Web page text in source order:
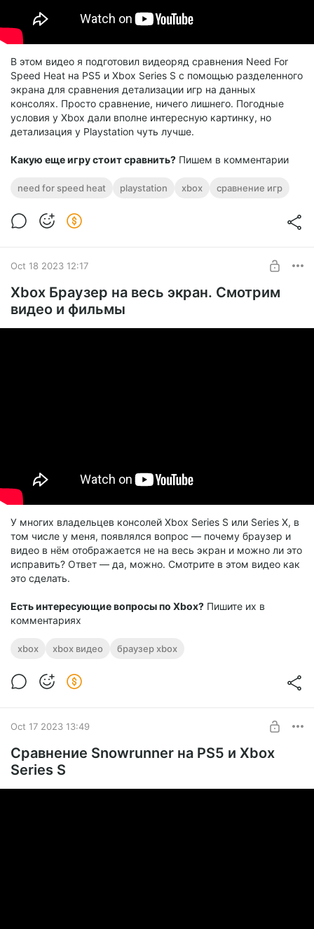
В этом видео я подготовил видеоряд сравнения Need For
Speed Heat на PS5 и Xbox Series S с помощью разделенного
экрана для сравнения детализации игр на данных
консолях. Просто сравнение, ничего лишнего. Погодные
условия у Xbox дали вполне интересную картинку, но
детализация у Playstation чуть лучше.
Какую еще игру стоит сравнить? Пишем в комментарии
need for speed heat playstation xbox сравнение игр
Oct 18 2023 12:17
Xbox Браузер на весь экран. Смотрим
видео и фильмы
У многих владельцев консолей Xbox Series S или Series X, в
том числе у меня, появлялся вопрос — почему браузер и
видео в нём отображается не на весь экран и можно ли это
исправить? Ответ — да, можно. Смотрите в этом видео как
это сделать.
Есть интересующие вопросы по Xbox? Пишите их в
комментариях
xbox xbox видео браузер xbox
Oct 17 2023 13:49
Сравнение Snowrunner на PS5 и Xbox
Series S